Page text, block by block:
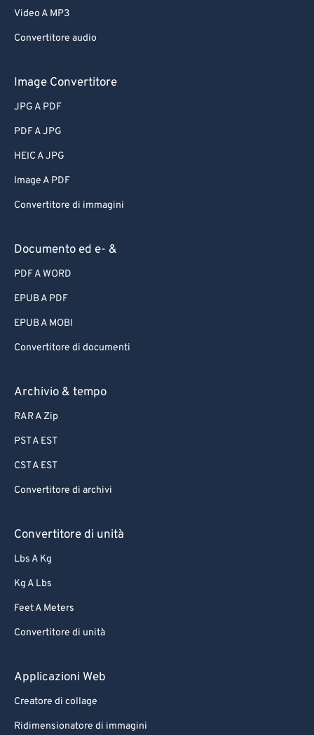
Video A MP3
Convertitore audio
Image Convertitore
JPG A PDF
PDF A JPG
HEIC A JPG
Image A PDF
Convertitore di immagini
Documento ed e- &
PDF A WORD
EPUB A PDF
EPUB A MOBI
Convertitore di documenti
Archivio & tempo
RAR A Zip
PST A EST
CST A EST
Convertitore di archivi
Convertitore di unità
Lbs A Kg
Kg A Lbs
Feet A Meters
Convertitore di unità
Applicazioni Web
Creatore di collage
Ridimensionatore di immagini